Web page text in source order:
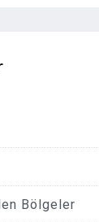
Bölgeler